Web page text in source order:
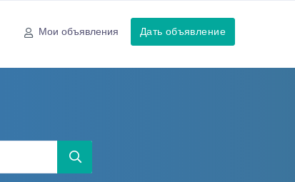
Мои объявления Дать объявление